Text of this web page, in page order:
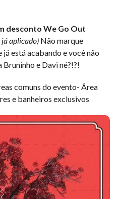
desconto We Go Out
já aplicado) Não marque
está acabando e você não
e Davi né?!?!
comuns do evento- Área
e banheiros exclusivos